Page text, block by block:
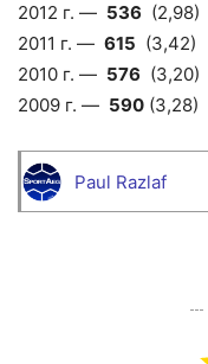
2012 г. — 536 (2,98)
2011 г. — 615 (3,42)
2010 г. — 576 (3,20)
2009 г. — 590 (3,28)
Paul Razlaf